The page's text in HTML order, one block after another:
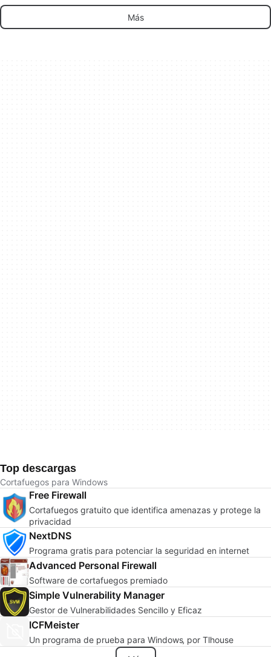
Más
Top descargas
Cortafuegos para Windows
Free Firewall
Cortafuegos gratuito que identifica amenazas y protege la
privacidad
NextDNS
Programa gratis para potenciar la seguridad en internet
Advanced Personal Firewall
Software de cortafuegos premiado
Simple Vulnerability Manager
Gestor de Vulnerabilidades Sencillo y Eficaz
ICFMeister
Un programa de prueba para Windows‚ por Tlhouse